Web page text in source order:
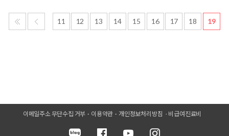
11 12 13 14 15 16 17 18 19
이메일주소 무단수집 거부 이용약관 개인정보처리방침 비급여진료비